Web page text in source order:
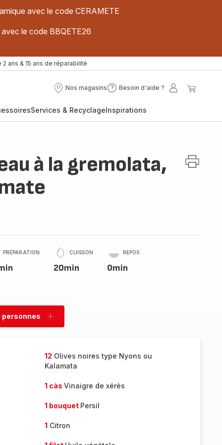
avec le code CERAMETE
le code BBQETE26
2 ans & 15 ans de réparabilité
Nos magasins
Nos
Besoin d'aide ?
Besoin
?
Mon
Services & RecyclageInspirations
à la gremolata,
PRÉPARATION CUISSON
20min
REPOS
0min
personnes
Ajouter
12 Olives noires type Nyons ou
Kalamata
1 càs Vinaigre de xérès
1 bouquet Persil
1 Citron